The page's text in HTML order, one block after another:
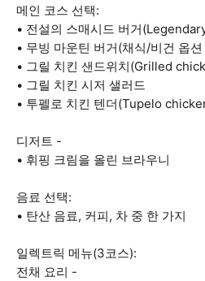
메인 코스 선택:
• 전설의 스매시드 버거
• 무빙 마운틴 버거(채식/비건 옵
• 그릴 치킨 샌드위치(Grilled
• 그릴 치킨 시저 샐러드
• 투펠로 치킨 텐더(Tupelo
디저트 -
• 휘핑 크림을 올린 브라우니
음료 선택:
• 탄산 음료, 커피, 차 중 한 가지
일렉트릭 메뉴(3코스):
전채 요리 -